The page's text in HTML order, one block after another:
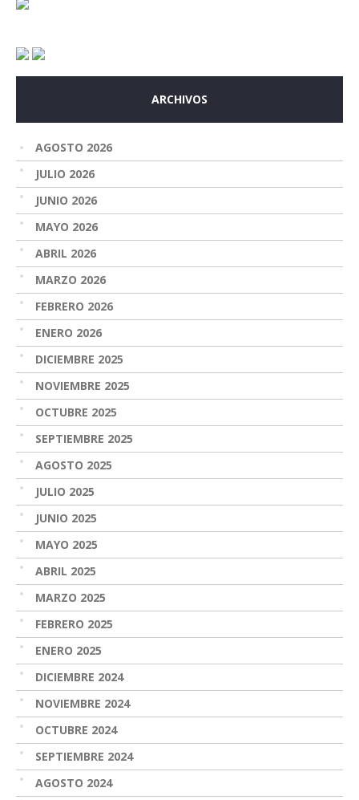
ARCHIVOS
AGOSTO 2026
JULIO 2026
JUNIO 2026
MAYO 2026
ABRIL 2026
MARZO 2026
FEBRERO 2026
ENERO 2026
DICIEMBRE 2025
NOVIEMBRE 2025
OCTUBRE 2025
SEPTIEMBRE 2025
AGOSTO 2025
JULIO 2025
JUNIO 2025
MAYO 2025
ABRIL 2025
MARZO 2025
FEBRERO 2025
ENERO 2025
DICIEMBRE 2024
NOVIEMBRE 2024
OCTUBRE 2024
SEPTIEMBRE 2024
AGOSTO 2024